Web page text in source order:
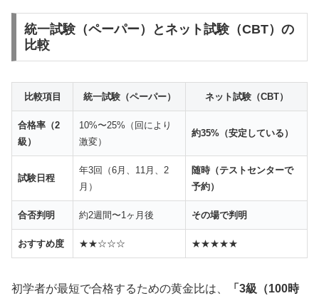
統一試験（ペーパー）とネット試験（CBT）の
比較
比較項目 統一試験（ペーパー） ネット試験（CBT）
合格率（2
級）
10%〜25%（回により
激変）
約35%（安定している）
試験日程
年3回（6月、11月、2
月）
随時（テストセンターで
予約）
合否判明 約2週間〜1ヶ月後 その場で判明
おすすめ度 ★★☆☆☆ ★★★★★
初学者が最短で合格するための黄金比は、
「3級（100時